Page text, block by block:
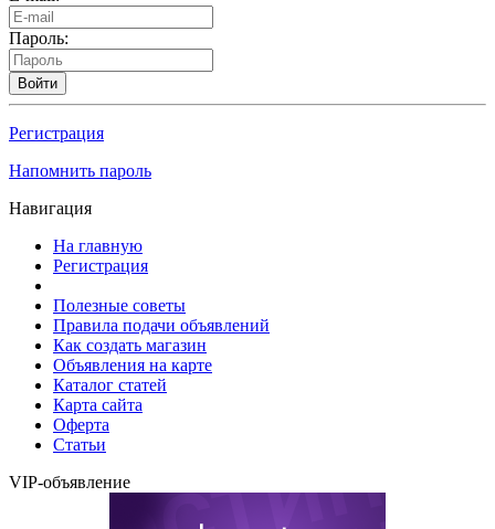
Пароль:
Войти
Регистрация
Напомнить пароль
Навигация
На главную
Регистрация
Полезные советы
Правила подачи объявлений
Как создать магазин
Объявления на карте
Каталог статей
Карта сайта
Оферта
Статьи
VIP-объявление